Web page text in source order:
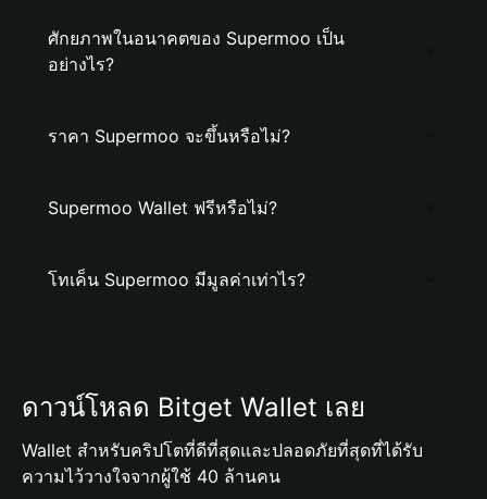
ศักยภาพในอนาคตของ Supermoo เป็น
อย่างไร?
ราคา Supermoo จะขึ้นหรือไม่?
Supermoo Wallet ฟรีหรือไม่?
โทเค็น Supermoo มีมูลค่าเท่าไร?
ดาวน์โหลด Bitget Wallet เลย
Wallet สำหรับคริปโตที่ดีที่สุดและปลอดภัยที่สุดที่ได้รับ
ความไว้วางใจจากผู้ใช้ 40 ล้านคน